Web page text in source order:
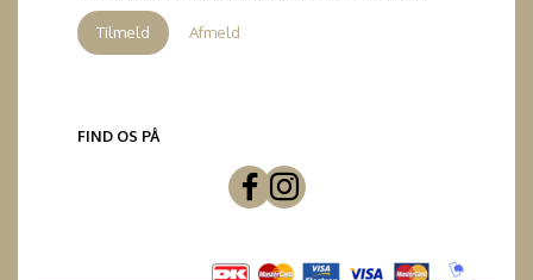
Tilmeld Afmeld
FIND OS PÅ